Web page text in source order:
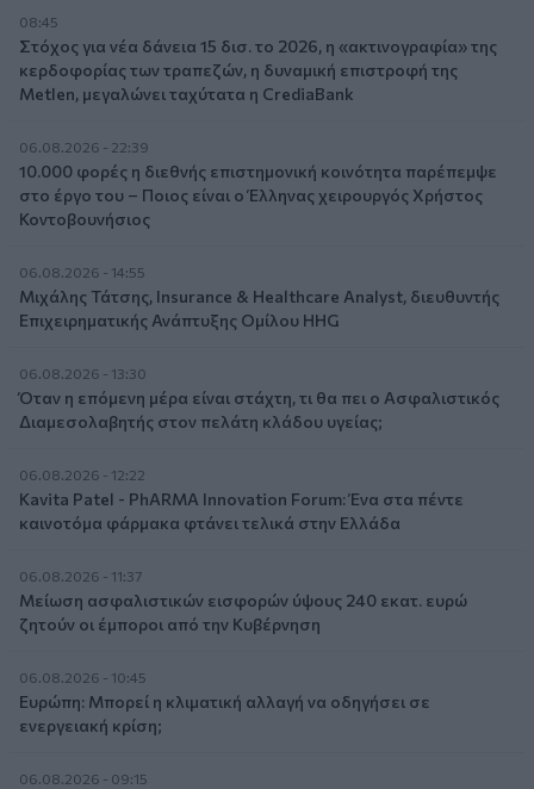
08:45
Στόχος για νέα δάνεια 15 δισ. το 2026, η «ακτινογραφία» της
κερδοφορίας των τραπεζών, η δυναμική επιστροφή της
Metlen, μεγαλώνει ταχύτατα η CrediaBank
06.08.2026 - 22:39
10.000 φορές η διεθνής επιστημονική κοινότητα παρέπεμψε
στο έργο του – Ποιος είναι ο Έλληνας χειρουργός Χρήστος
Κοντοβουνήσιος
06.08.2026 - 14:55
Μιχάλης Τάτσης, Insurance & Healthcare Analyst, διευθυντής
Επιχειρηματικής Ανάπτυξης Ομίλου HHG
06.08.2026 - 13:30
Όταν η επόμενη μέρα είναι στάχτη, τι θα πει ο Ασφαλιστικός
Διαμεσολαβητής στον πελάτη κλάδου υγείας;
06.08.2026 - 12:22
Kavita Patel - PhARMA Innovation Forum: Ένα στα πέντε
καινοτόμα φάρμακα φτάνει τελικά στην Ελλάδα
06.08.2026 - 11:37
Μείωση ασφαλιστικών εισφορών ύψους 240 εκατ. ευρώ
ζητούν οι έμποροι από την Κυβέρνηση
06.08.2026 - 10:45
Ευρώπη: Μπορεί η κλιματική αλλαγή να οδηγήσει σε
ενεργειακή κρίση;
06.08.2026 - 09:15